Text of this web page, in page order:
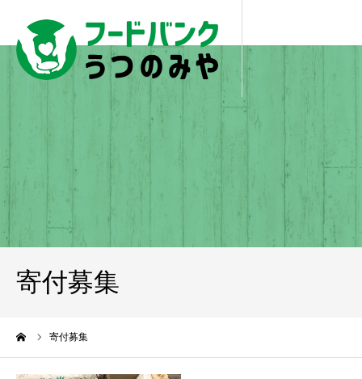
寄付募集
寄付募集